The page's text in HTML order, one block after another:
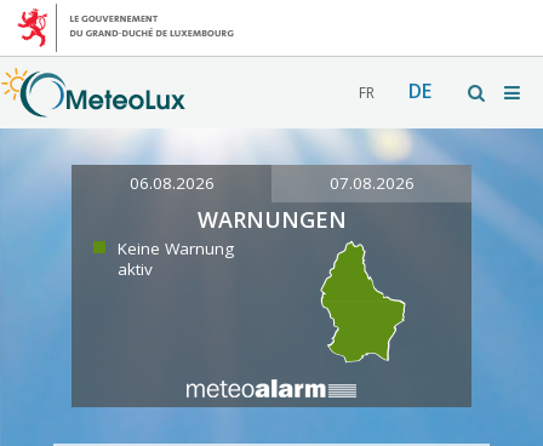
FR DE
06.08.2026 07.08.2026
WARNUNGEN
Keine Warnung
aktiv